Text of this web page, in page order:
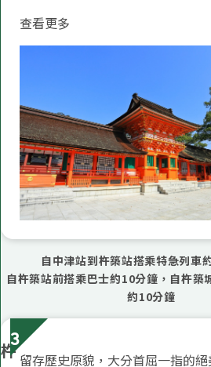
查看更多
自中津站到杵築站搭乘特急列車
自杵築站前搭乘巴士約10分鐘，自杵築
約10分鐘
3
杵留存歷史原貌，大分首屈一指的